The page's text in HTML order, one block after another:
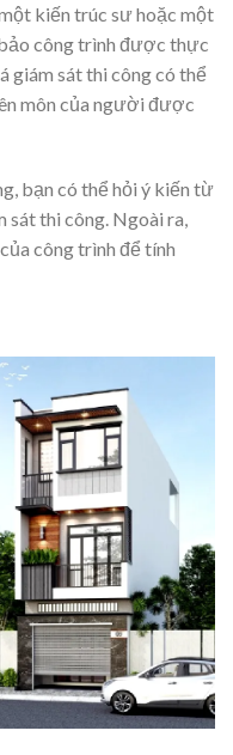
kiến trúc sư hoặc một
công trình được thực
giám sát thi công có thể
môn của người được
bạn có thể hỏi ý kiến từ
sát thi công. Ngoài ra,
công trình để tính